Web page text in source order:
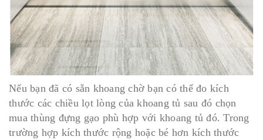
Nếu bạn đã có sẵn khoang chờ bạn có thể đo kích
thước các chiều lọt lòng của khoang tủ sau đó chọn
mua thùng đựng gạo phù hợp với khoang tủ đó. Trong
trường hợp kích thước rộng hoặc bé hơn kích thước